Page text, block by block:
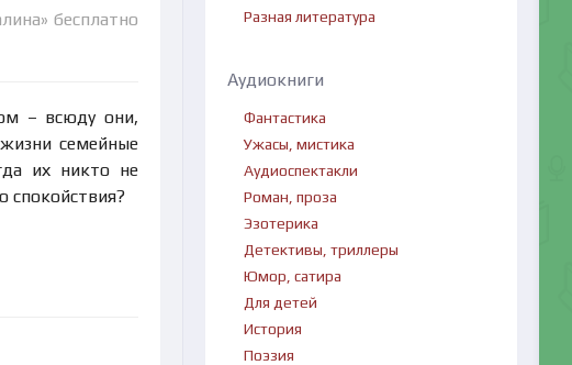
бесплатно
– всюду они,
семейные
их никто не
спокойствия?
Разная литература
Аудиокниги
Фантастика
Ужасы, мистика
Аудиоспектакли
Роман, проза
Эзотерика
Детективы, триллеры
Юмор, сатира
Для детей
История
Поэзия